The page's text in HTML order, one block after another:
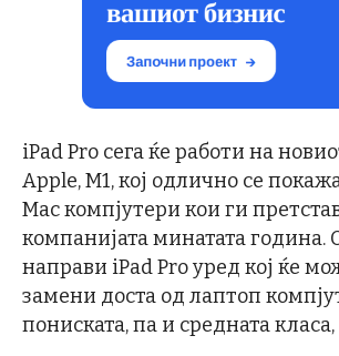
iPad Pro сега ќе работи на
Apple, М1, кој одлично се
Mac компјутери кои ги
компанијата минатата година.
направи iPad Pro уред кој ќе
замени доста од лаптоп
пониската, па и средната